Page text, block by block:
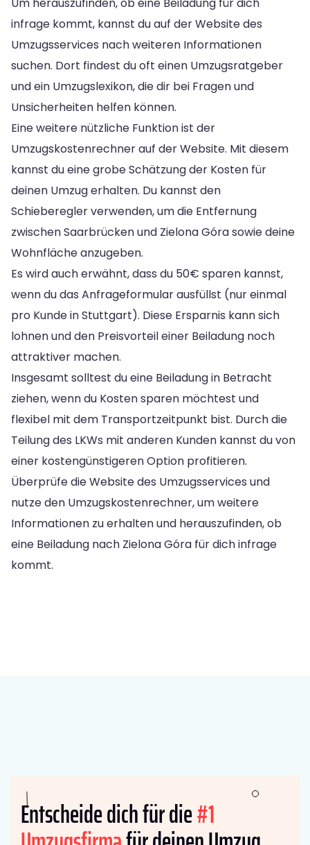
infrage kommt, kannst du auf der Website des
Umzugsservices nach weiteren Informationen
suchen. Dort findest du oft einen Umzugsratgeber
und ein Umzugslexikon, die dir bei Fragen und
Unsicherheiten helfen können.
Eine weitere nützliche Funktion ist der
Umzugskostenrechner auf der Website. Mit diesem
kannst du eine grobe Schätzung der Kosten für
deinen Umzug erhalten. Du kannst den
Schieberegler verwenden, um die Entfernung
zwischen Saarbrücken und Zielona Góra sowie deine
Wohnfläche anzugeben.
Es wird auch erwähnt, dass du 50€ sparen kannst,
wenn du das Anfrageformular ausfüllst (nur einmal
pro Kunde in Stuttgart). Diese Ersparnis kann sich
lohnen und den Preisvorteil einer Beiladung noch
attraktiver machen.
Insgesamt solltest du eine Beiladung in Betracht
ziehen, wenn du Kosten sparen möchtest und
flexibel mit dem Transportzeitpunkt bist. Durch die
Teilung des LKWs mit anderen Kunden kannst du von
einer kostengünstigeren Option profitieren.
Überprüfe die Website des Umzugsservices und
nutze den Umzugskostenrechner, um weitere
Informationen zu erhalten und herauszufinden, ob
eine Beiladung nach Zielona Góra für dich infrage
kommt.
Entscheide dich für die#1